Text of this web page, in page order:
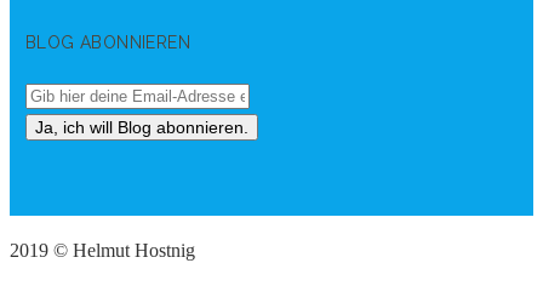
BLOG ABONNIEREN
2019 © Helmut Hostnig